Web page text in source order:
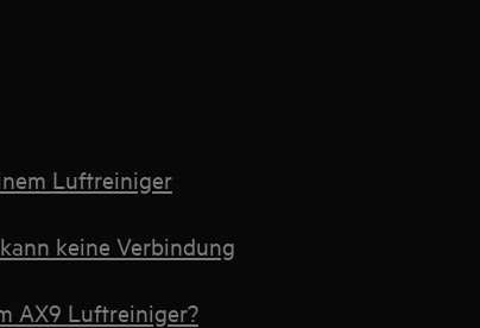
Luftreiniger
keine Verbindung
AX9 Luftreiniger?